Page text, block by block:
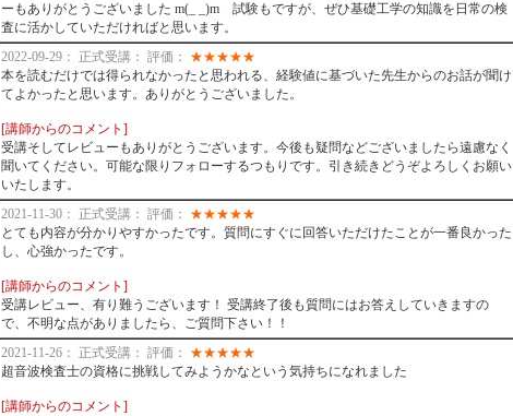
ーもありがとうございました m(_ _)m 試験もですが、ぜひ基礎工学の知識を日常の検
査に活かしていただければと思います。
2022-09-29： 正式受講： 評価： ★★★★★
本を読むだけでは得られなかったと思われる、経験値に基づいた先生からのお話が聞け
てよかったと思います。ありがとうございました。
[講師からのコメント]
受講そしてレビューもありがとうございます。今後も疑問などございましたら遠慮なく
聞いてください。可能な限りフォローするつもりです。引き続きどうぞよろしくお願い
いたします。
2021-11-30： 正式受講： 評価： ★★★★★
とても内容が分かりやすかったです。質問にすぐに回答いただけたことが一番良かった
し、心強かったです。
[講師からのコメント]
受講レビュー、有り難うございます！ 受講終了後も質問にはお答えしていきますの
で、不明な点がありましたら、ご質問下さい！！
2021-11-26： 正式受講： 評価： ★★★★★
超音波検査士の資格に挑戦してみようかなという気持ちになれました
[講師からのコメント]